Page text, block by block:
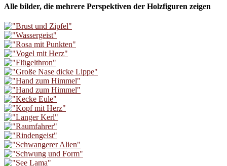
Alle bilder, die mehrere Perspektiven der Holzfiguren zeigen